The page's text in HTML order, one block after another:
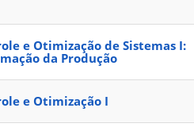
e Otimização de Sistemas I:
da Produção
e Otimização I